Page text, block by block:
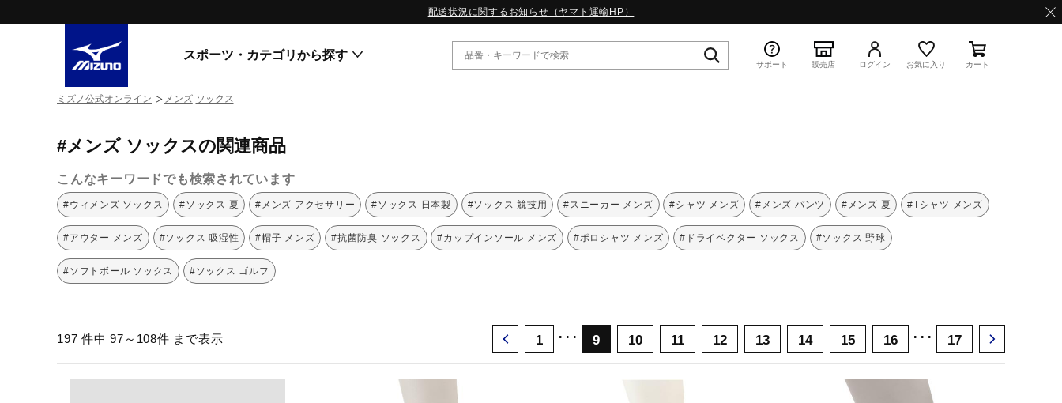
配送状況に関するお知らせ（ヤマト運輸HP）
スポーツ・カテゴリから探す
ライフスタイルウエア
ランニング
サッカー／フットサル
野球
バレーボール
WAVE PROPHECY
MORELIA LS
WAVE RIDER
MXR
ゴアテックス
コラボレーション
その他シリーズ
W.PROPHECY1｜特集
WP MAGIC MITA｜特集
WP STRAP｜特集
スペシャルカラーパック｜特集
スニーカー商品をすべて見る
サポート 販売店 ログイン お気に入り カート
ミズノ公式オンライン メンズ ソックス
#メンズ ソックスの関連商品
こんなキーワードでも検索されています
#ウィメンズ ソックス #ソックス 夏 #メンズ アクセサリー #ソックス 日本製 #ソックス 競技用 #スニーカー メンズ #シャツ メンズ #メンズ パンツ #メンズ 夏 #Tシャツ メンズ
#アウター メンズ #ソックス 吸湿性 #帽子 メンズ #抗菌防臭 ソックス #カップインソール メンズ #ポロシャツ メンズ #ドライベクター ソックス #ソックス 野球
#ソフトボール ソックス #ソックス ゴルフ
197 件中 97～108件 まで表示 1 ･･･ 9 10 11 12 13 14 15 16 ･･･ 17